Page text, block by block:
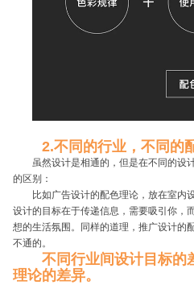
2.不同的行业，不同的
虽然设计是相通的，但是在不同的设
的区别：
比如广告设计的配色理论，放在室内
设计的目标在于传递信息，需要吸引你，
想的生活氛围。同样的道理，推广设计的
不通的。
不同行业间设计目标的
理论的差异。